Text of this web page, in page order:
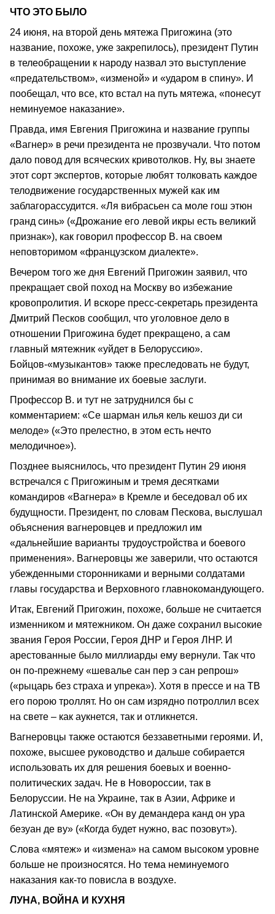
ЧТО ЭТО БЫЛО
24 июня, на второй день мятежа Пригожина (это
название, похоже, уже закрепилось), президент Путин
в телеобращении к народу назвал это выступление
«предательством», «изменой» и «ударом в спину». И
пообещал, что все, кто встал на путь мятежа, «понесут
неминуемое наказание».
Правда, имя Евгения Пригожина и название группы
«Вагнер» в речи президента не прозвучали. Что потом
дало повод для всяческих кривотолков. Ну, вы знаете
этот сорт экспертов, которые любят толковать каждое
телодвижение государственных мужей как им
заблагорассудится. «Ля вибрасьен са моле гош этюн
гранд синь» («Дрожание его левой икры есть великий
признак»), как говорил профессор В. на своем
неповторимом «французском диалекте».
Вечером того же дня Евгений Пригожин заявил, что
прекращает свой поход на Москву во избежание
кровопролития. И вскоре пресс-секретарь президента
Дмитрий Песков сообщил, что уголовное дело в
отношении Пригожина будет прекращено, а сам
главный мятежник «уйдет в Белоруссию».
Бойцов-«музыкантов» также преследовать не будут,
принимая во внимание их боевые заслуги.
Профессор В. и тут не затруднился бы с
комментарием: «Се шарман илья кель кешоз ди си
мелоде» («Это прелестно, в этом есть нечто
мелодичное»).
Позднее выяснилось, что президент Путин 29 июня
встречался с Пригожиным и тремя десятками
командиров «Вагнера» в Кремле и беседовал об их
будущности. Президент, по словам Пескова, выслушал
объяснения вагнеровцев и предложил им
«дальнейшие варианты трудоустройства и боевого
применения». Вагнеровцы же заверили, что остаются
убежденными сторонниками и верными солдатами
главы государства и Верховного главнокомандующего.
Итак, Евгений Пригожин, похоже, больше не считается
изменником и мятежником. Он даже сохранил высокие
звания Героя России, Героя ДНР и Героя ЛНР. И
арестованные было миллиарды ему вернули. Так что
он по-прежнему «шевалье сан пер э сан репрош»
(«рыцарь без страха и упрека»). Хотя в прессе и на ТВ
его порою троллят. Но он сам изрядно потроллил всех
на свете – как аукнется, так и отликнется.
Вагнеровцы также остаются беззаветными героями. И,
похоже, высшее руководство и дальше собирается
использовать их для решения боевых и военно-
политических задач. Не в Новороссии, так в
Белоруссии. Не на Украине, так в Азии, Африке и
Латинской Америке. «Он ву демандера канд он ура
безуан де ву» («Когда будет нужно, вас позовут»).
Слова «мятеж» и «измена» на самом высоком уровне
больше не произносятся. Но тема неминуемого
наказания как-то повисла в воздухе.
ЛУНА, ВОЙНА И КУХНЯ